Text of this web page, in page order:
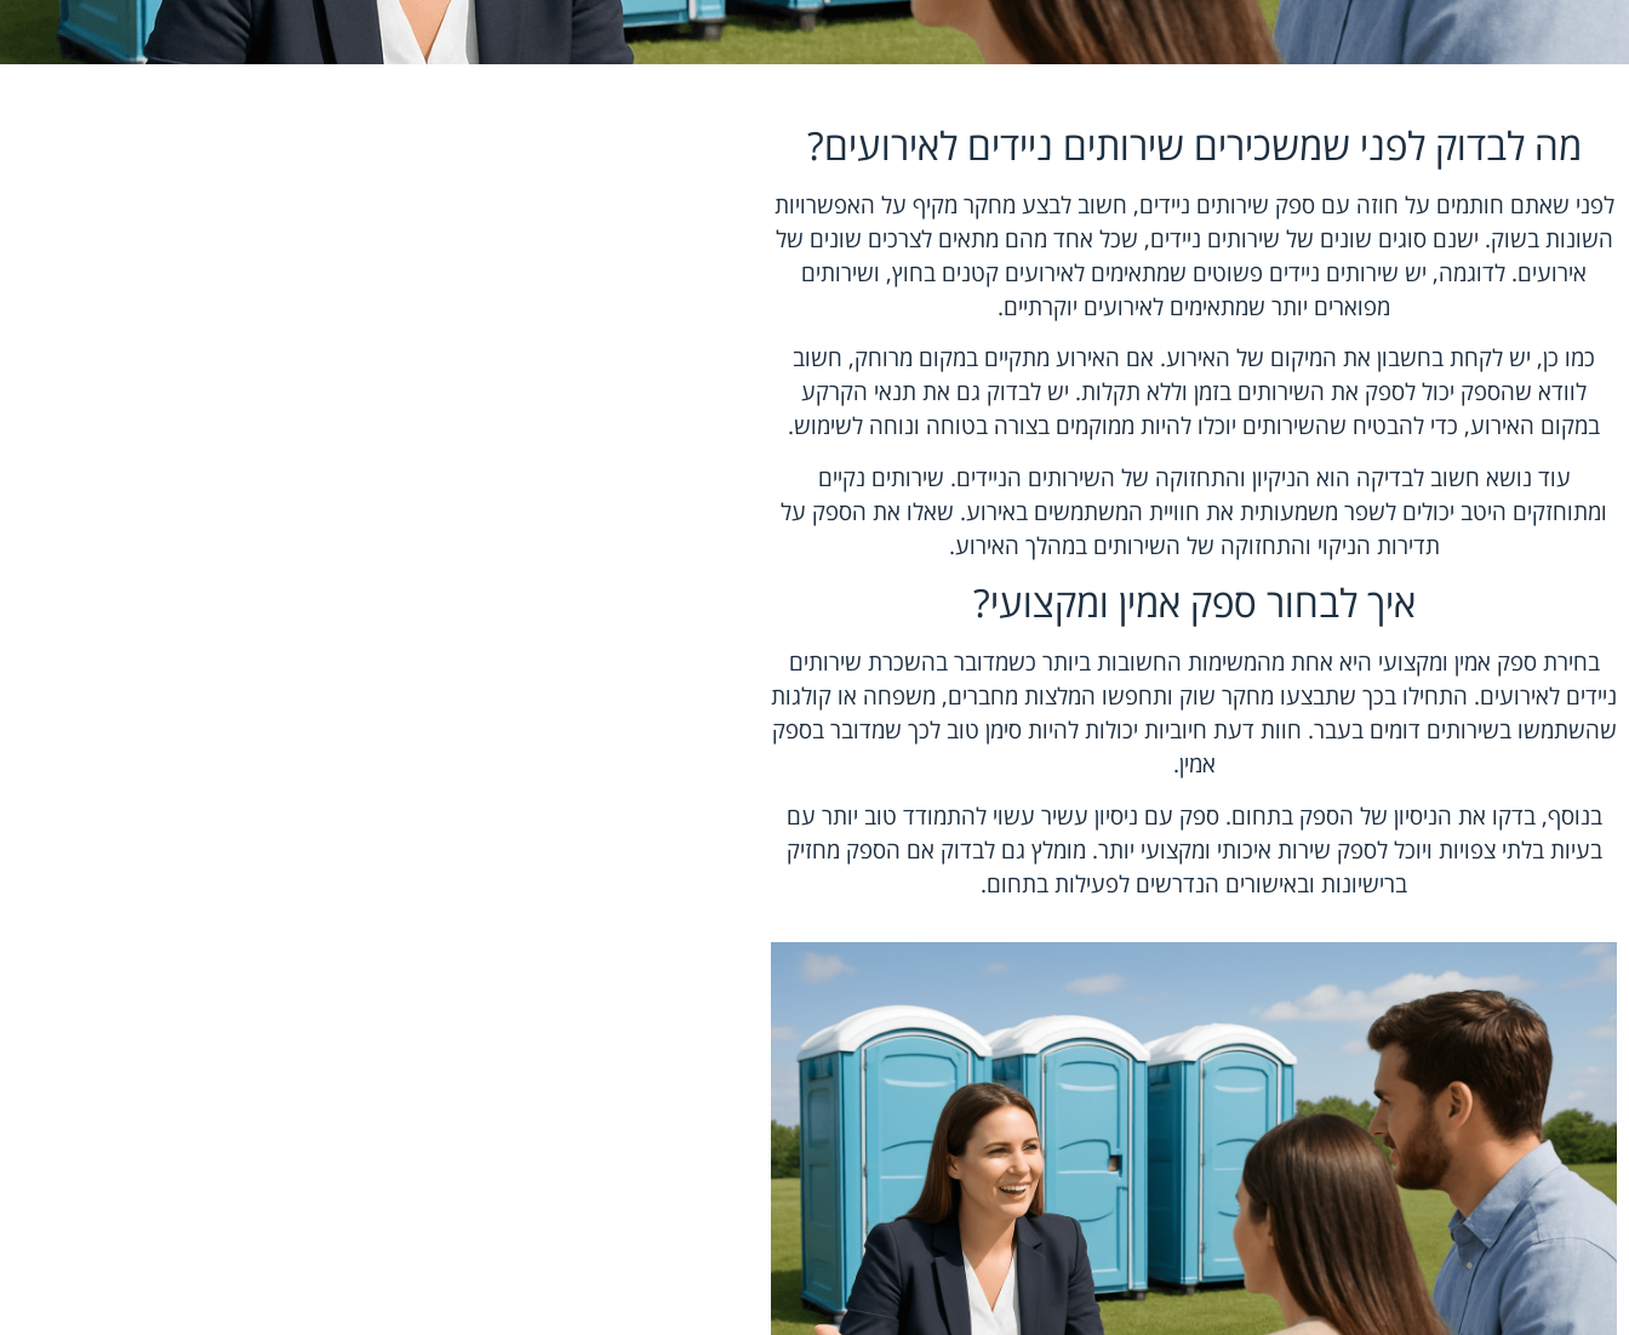
מה לבדוק לפני שמשכירים שירותים ניידים לאירועים?
לפני שאתם חותמים על חוזה עם ספק שירותים ניידים, חשוב לבצע מחקר מקיף על האפשרויות
השונות בשוק. ישנם סוגים שונים של שירותים ניידים, שכל אחד מהם מתאים לצרכים שונים של
אירועים. לדוגמה, יש שירותים ניידים פשוטים שמתאימים לאירועים קטנים בחוץ, ושירותים
מפוארים יותר שמתאימים לאירועים יוקרתיים.
כמו כן, יש לקחת בחשבון את המיקום של האירוע. אם האירוע מתקיים במקום מרוחק, חשוב
לוודא שהספק יכול לספק את השירותים בזמן וללא תקלות. יש לבדוק גם את תנאי הקרקע
במקום האירוע, כדי להבטיח שהשירותים יוכלו להיות ממוקמים בצורה בטוחה ונוחה לשימוש.
עוד נושא חשוב לבדיקה הוא הניקיון והתחזוקה של השירותים הניידים. שירותים נקיים
ומתוחזקים היטב יכולים לשפר משמעותית את חוויית המשתמשים באירוע. שאלו את הספק על
תדירות הניקוי והתחזוקה של השירותים במהלך האירוע.
איך לבחור ספק אמין ומקצועי?
בחירת ספק אמין ומקצועי היא אחת מהמשימות החשובות ביותר כשמדובר בהשכרת שירותים
ניידים לאירועים. התחילו בכך שתבצעו מחקר שוק ותחפשו המלצות מחברים, משפחה או קולגות
שהשתמשו בשירותים דומים בעבר. חוות דעת חיוביות יכולות להיות סימן טוב לכך שמדובר בספק
אמין.
בנוסף, בדקו את הניסיון של הספק בתחום. ספק עם ניסיון עשיר עשוי להתמודד טוב יותר עם
בעיות בלתי צפויות ויוכל לספק שירות איכותי ומקצועי יותר. מומלץ גם לבדוק אם הספק מחזיק
ברישיונות ובאישורים הנדרשים לפעילות בתחום.